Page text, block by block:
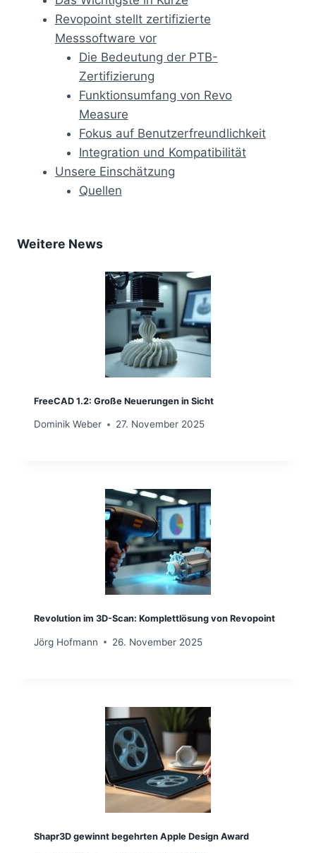
Revopoint stellt zertifizierte
Messsoftware vor
Die Bedeutung der PTB-
Zertifizierung
Funktionsumfang von Revo
Measure
Fokus auf Benutzerfreundlichkeit
Integration und Kompatibilität
Unsere Einschätzung
Quellen
Weitere News
FreeCAD 1.2: Große Neuerungen in Sicht
Dominik Weber 27. November 2025
Revolution im 3D-Scan: Komplettlösung von Revopoint
Jörg Hofmann 26. November 2025
Shapr3D gewinnt begehrten Apple Design Award